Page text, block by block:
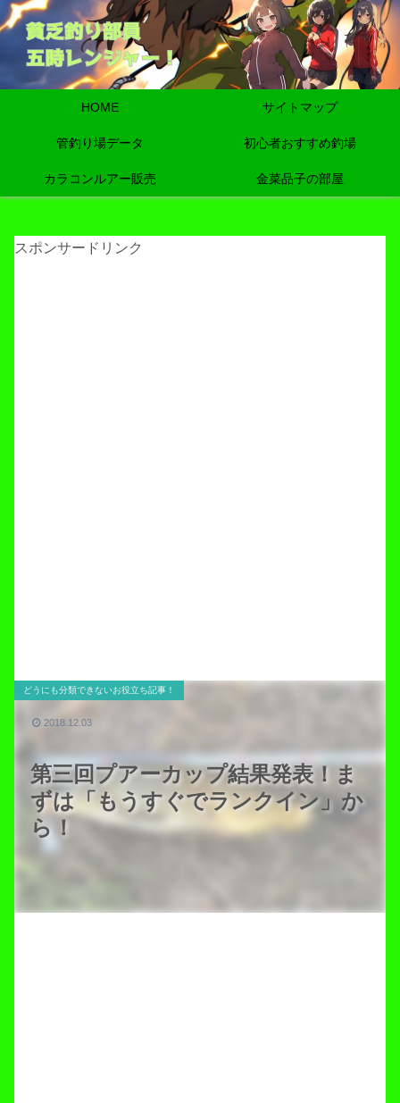
HOME サイトマップ
管釣り場データ 初心者おすすめ釣場
カラコンルアー販売 金菜品子の部屋
スポンサードリンク
第三回プアーカップ結果発表！ま
ずは「もうすぐでランクイン」か
ら！
どうにも分類できないお役立ち記事！
2018.12.03